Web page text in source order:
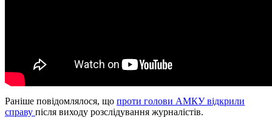
Раніше повідомлялося, що проти голови АМКУ відкрили
справу після виходу розслідування журналістів.